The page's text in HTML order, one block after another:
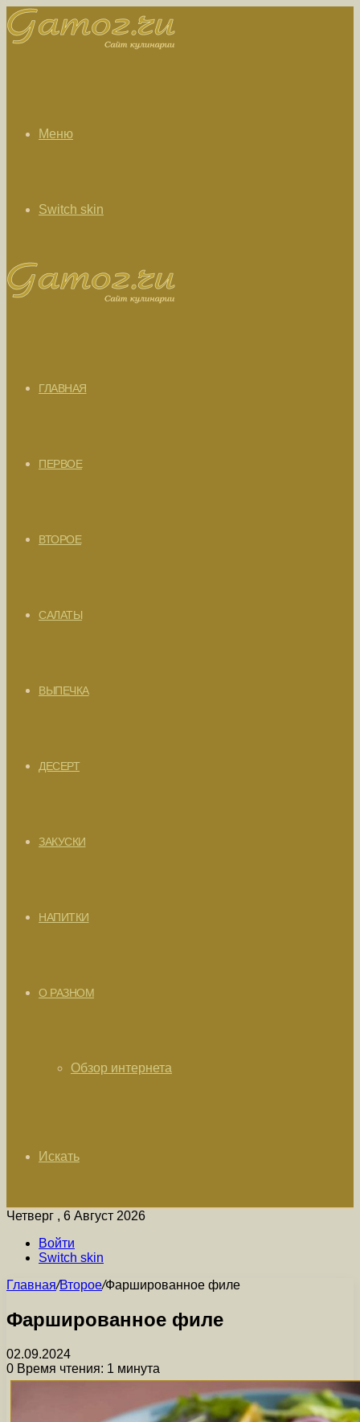
Меню
Switch skin
ГЛАВНАЯ
ПЕРВОЕ
ВТОРОЕ
САЛАТЫ
ВЫПЕЧКА
ДЕСЕРТ
ЗАКУСКИ
НАПИТКИ
О РАЗНОМ
Обзор интернета
Искать
Четверг , 6 Август 2026
Войти
Switch skin
Главная/Второе/Фаршированное филе
Фаршированное филе
02.09.2024
0 Время чтения: 1 минута